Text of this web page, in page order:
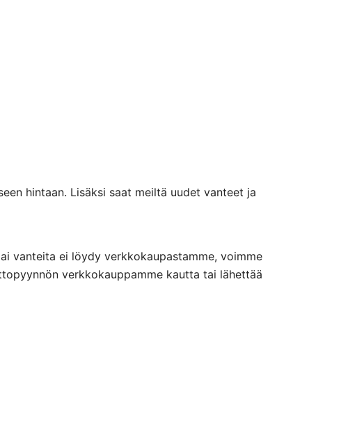
hintaan. Lisäksi saat meiltä uudet vanteet ja
vanteita ei löydy verkkokaupastamme, voimme
verkkokauppamme kautta tai lähettää